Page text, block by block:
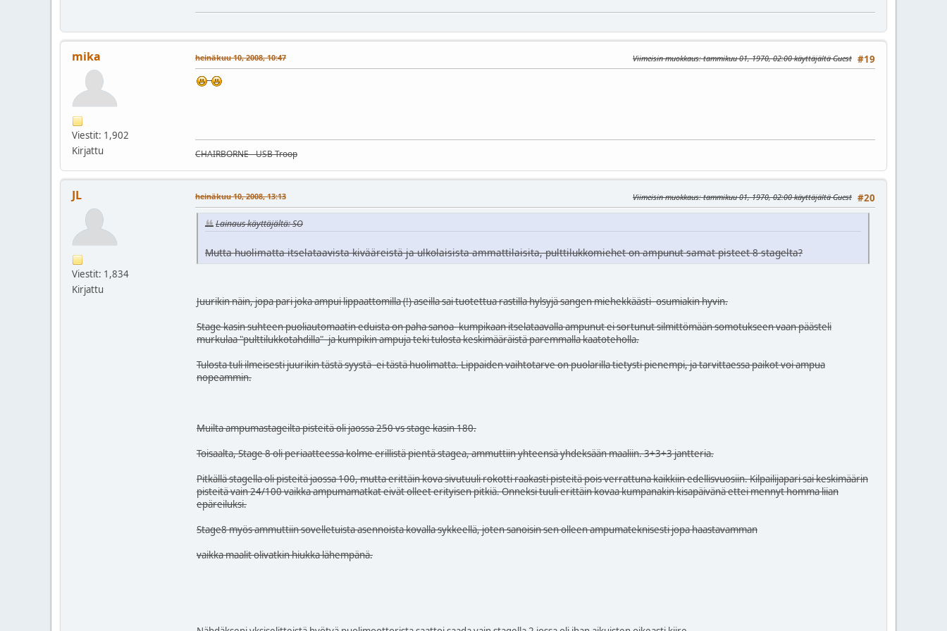
mika
Viestit: 1,902
Kirjattu
#19
heinäkuu 10, 2008, 10:47 Viimeisin muokkaus: tammikuu 01, 1970, 02:00 käyttäjältä Guest
CHAIRBORNE - USB Troop
JL
Viestit: 1,834
Kirjattu
#20
heinäkuu 10, 2008, 13:13 Viimeisin muokkaus: tammikuu 01, 1970, 02:00 käyttäjältä Guest
Lainaus käyttäjältä: SO
Mutta huolimatta itselataavista kivääreistä ja ulkolaisista ammattilaisita, pulttilukkomiehet on ampunut samat pisteet 8 stagelta?
Juurikin näin, jopa pari joka ampui lippaattomilla (!) aseilla sai tuotettua rastilla hylsyjä sangen miehekkäästi- osumiakin hyvin.
Stage kasin suhteen puoliautomaatin eduista on paha sanoa- kumpikaan itselataavalla ampunut ei sortunut silmittömään somotukseen vaan päästeli
murkulaa "pulttilukkotahdilla" -ja kumpikin ampuja teki tulosta keskimääräistä paremmalla kaatoteholla.
Tulosta tuli ilmeisesti juurikin tästä syystä -ei tästä huolimatta. Lippaiden vaihtotarve on puolarilla tietysti pienempi, ja tarvittaessa paikot voi ampua
nopeammin.
Muilta ampumastageilta pisteitä oli jaossa 250 vs stage kasin 180.
Toisaalta, Stage 8 oli periaatteessa kolme erillistä pientä stagea, ammuttiin yhteensä yhdeksään maaliin. 3+3+3 jantteria.
Pitkällä stagella oli pisteitä jaossa 100, mutta erittäin kova sivutuuli rokotti raakasti pisteitä pois verrattuna kaikkiin edellisvuosiin. Kilpailijapari sai keskimäärin
pisteitä vain 24/100 vaikka ampumamatkat eivät olleet erityisen pitkiä. Onneksi tuuli erittäin kovaa kumpanakin kisapäivänä ettei mennyt homma liian
epäreiluksi.
Stage8 myös ammuttiin sovelletuista asennoista kovalla sykkeellä, joten sanoisin sen olleen ampumateknisesti jopa haastavamman
vaikka maalit olivatkin hiukka lähempänä.